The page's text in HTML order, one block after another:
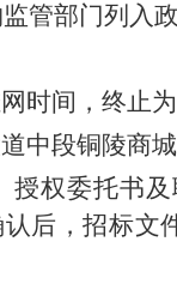
管部门列入
间，终止为
段铜陵商城
权委托书及
认后，招标